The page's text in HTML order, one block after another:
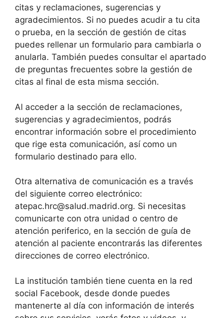
citas y reclamaciones, sugerencias y
agradecimientos. Si no puedes acudir a tu cita
o prueba, en la sección de gestión de citas
puedes rellenar un formulario para cambiarla o
anularla. También puedes consultar el apartado
de preguntas frecuentes sobre la gestión de
citas al final de esta misma sección.
Al acceder a la sección de reclamaciones,
sugerencias y agradecimientos, podrás
encontrar información sobre el procedimiento
que rige esta comunicación, así como un
formulario destinado para ello.
Otra alternativa de comunicación es a través
del siguiente correo electrónico:
atepac.hrc@salud.madrid.org. Si necesitas
comunicarte con otra unidad o centro de
atención periferico, en la sección de guía de
atención al paciente encontrarás las diferentes
direcciones de correo electrónico.
La institución también tiene cuenta en la red
social Facebook, desde donde puedes
mantenerte al día con información de interés